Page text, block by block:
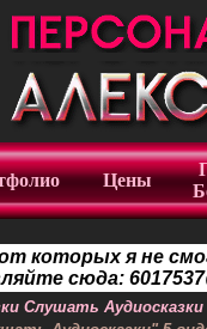
Цены
которых я не
сюда:
Слушать Аудиосказки